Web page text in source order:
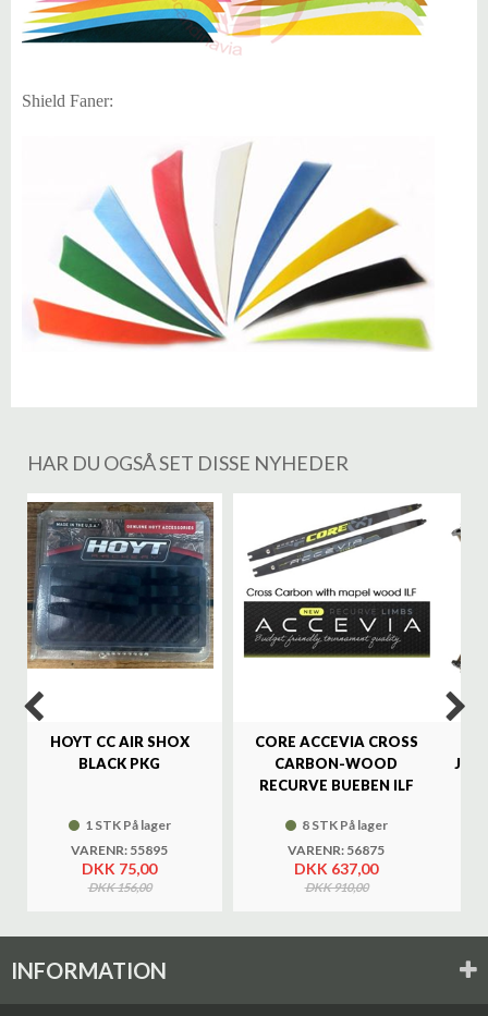
Shield Faner:
HAR DU OGSÅ SET DISSE NYHEDER
HOYT CC AIR SHOX
BLACK PKG
1 STK På lager
VARENR: 55895
DKK 75,00
DKK 156,00
CORE ACCEVIA CROSS
CARBON-WOOD
RECURVE BUEBEN ILF
8 STK På lager
VARENR: 56875
DKK 637,00
DKK 910,00
INFORMATION